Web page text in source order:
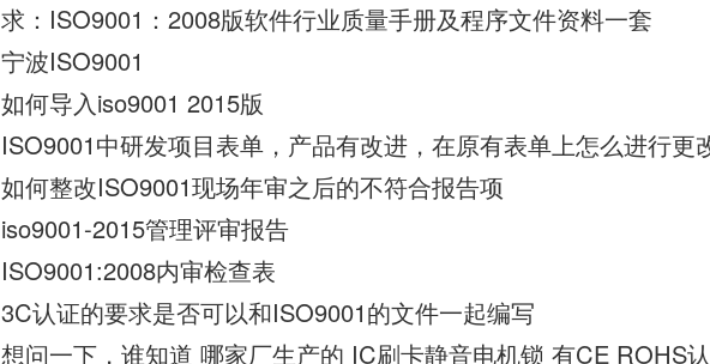
求：ISO9001：2008版软件行业质量手册及程序文件资料一套
宁波ISO9001
如何导入iso9001 2015版
ISO9001中研发项目表单，产品有改进，在原有表单上怎么进行更
如何整改ISO9001现场年审之后的不符合报告项
iso9001-2015管理评审报告
ISO9001:2008内审检查表
3C认证的要求是否可以和ISO9001的文件一起编写